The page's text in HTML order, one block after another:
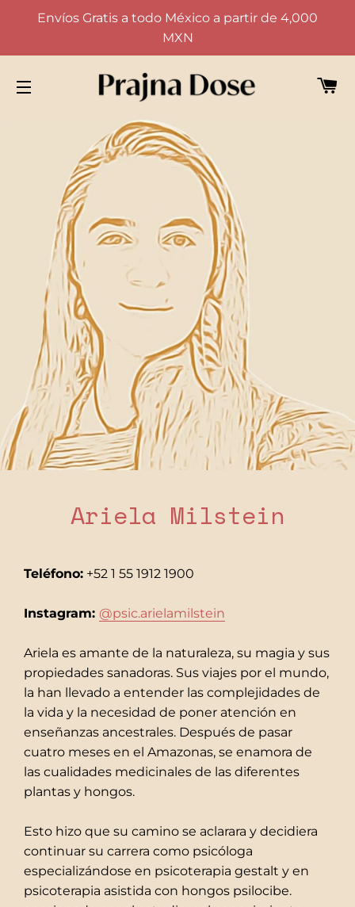
Envíos Gratis a todo México a partir de 4,000
MXN
Ariela Milstein
Teléfono: +52 1 55 1912 1900
Instagram: @psic.arielamilstein
Ariela es amante de la naturaleza, su magia y sus
propiedades sanadoras. Sus viajes por el mundo,
la han llevado a entender las complejidades de
la vida y la necesidad de poner atención en
enseñanzas ancestrales. Después de pasar
cuatro meses en el Amazonas, se enamora de
las cualidades medicinales de las diferentes
plantas y hongos.
Esto hizo que su camino se aclarara y decidiera
continuar su carrera como psicóloga
especializándose en psicoterapia gestalt y en
psicoterapia asistida con hongos psilocibe.